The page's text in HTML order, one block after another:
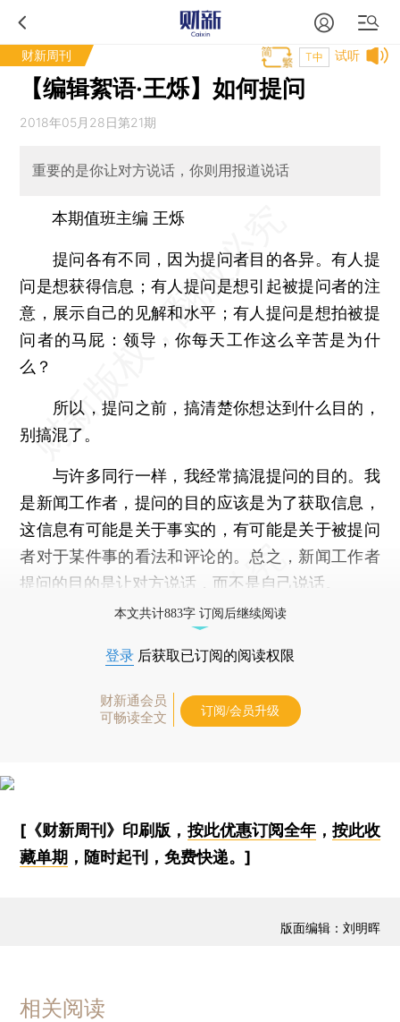
财新周刊 试听
T中
【编辑絮语·王烁】如何提问
2018年05月28日第21期
重要的是你让对方说话，你则用报道说话
本期值班主编 王烁
提问各有不同，因为提问者目的各异。有人提
问是想获得信息；有人提问是想引起被提问者的注
意，展示自己的见解和水平；有人提问是想拍被提
问者的马屁：领导，你每天工作这么辛苦是为什
么？
所以，提问之前，搞清楚你想达到什么目的，
别搞混了。
与许多同行一样，我经常搞混提问的目的。我
是新闻工作者，提问的目的应该是为了获取信息，
这信息有可能是关于事实的，有可能是关于被提问
者对于某件事的看法和评论的。总之，新闻工作者
提问的目的是让对方说话，而不是自己说话。
本文共计883字 订阅后继续阅读
登录 后获取已订阅的阅读权限
财新通会员
可畅读全文
订阅/会员升级
[《财新周刊》印刷版， 按此优惠订阅全年， 按此收
藏单期 ，随时起刊，免费快递。]
版面编辑：刘明晖
相关阅读